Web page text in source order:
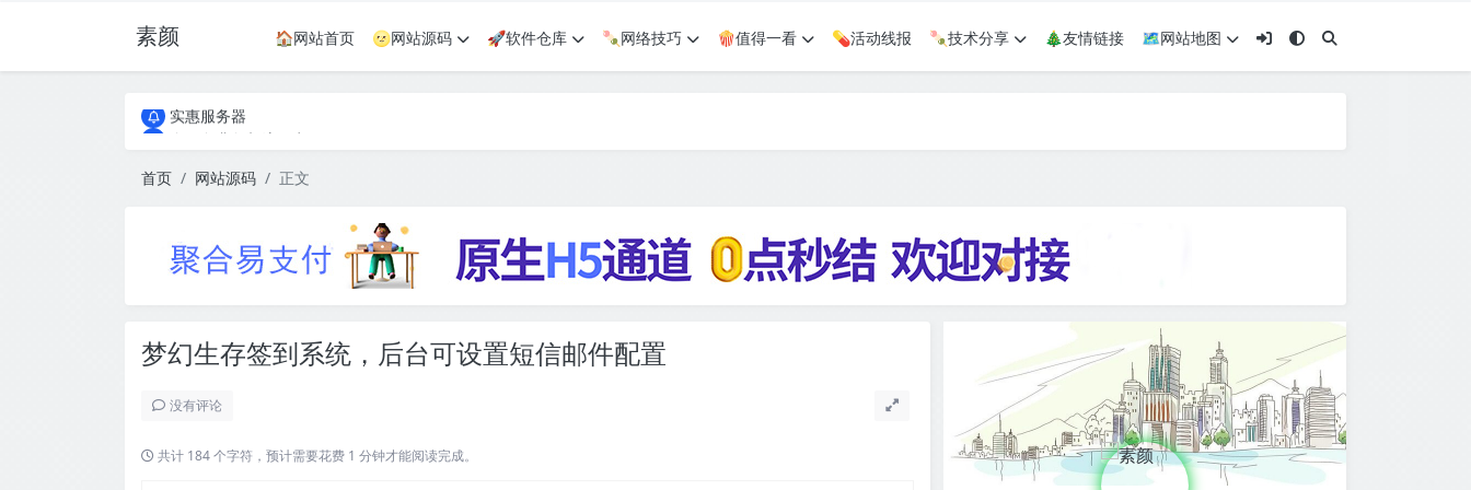
素颜 🏠网站首页 🌝网站源码 🚀软件仓库 🍡网络技巧 🍿值得一看 💊活动线报 🍡技术分享 🎄友情链接
🗺网站地图
全国免费包邮流量卡
全国免费包邮流量卡
首页
网站源码 正文
梦幻生存签到系统，后台可设置短信邮件配置
没有评论
共计 184 个字符，预计需要花费 1 分钟才能阅读完成。